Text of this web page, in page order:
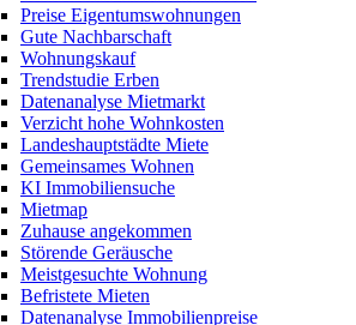
Preise Eigentumswohnungen
Gute Nachbarschaft
Wohnungskauf
Trendstudie Erben
Datenanalyse Mietmarkt
Verzicht hohe Wohnkosten
Landeshauptstädte Miete
Gemeinsames Wohnen
KI Immobiliensuche
Mietmap
Zuhause angekommen
Störende Geräusche
Meistgesuchte Wohnung
Befristete Mieten
Datenanalyse Immobilienpreise